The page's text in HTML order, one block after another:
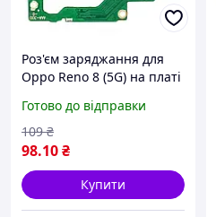
Роз'єм заряджання для
Oppo Reno 8 (5G) на платі
компонентами якісна
запчастина для ремонту
Готово до відправки
98.10₴
109 ₴
Купити